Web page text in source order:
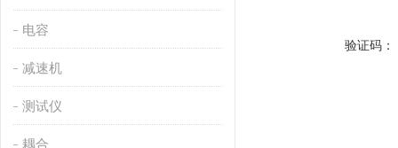
电容
减速机
测试仪
耦合
验证码：